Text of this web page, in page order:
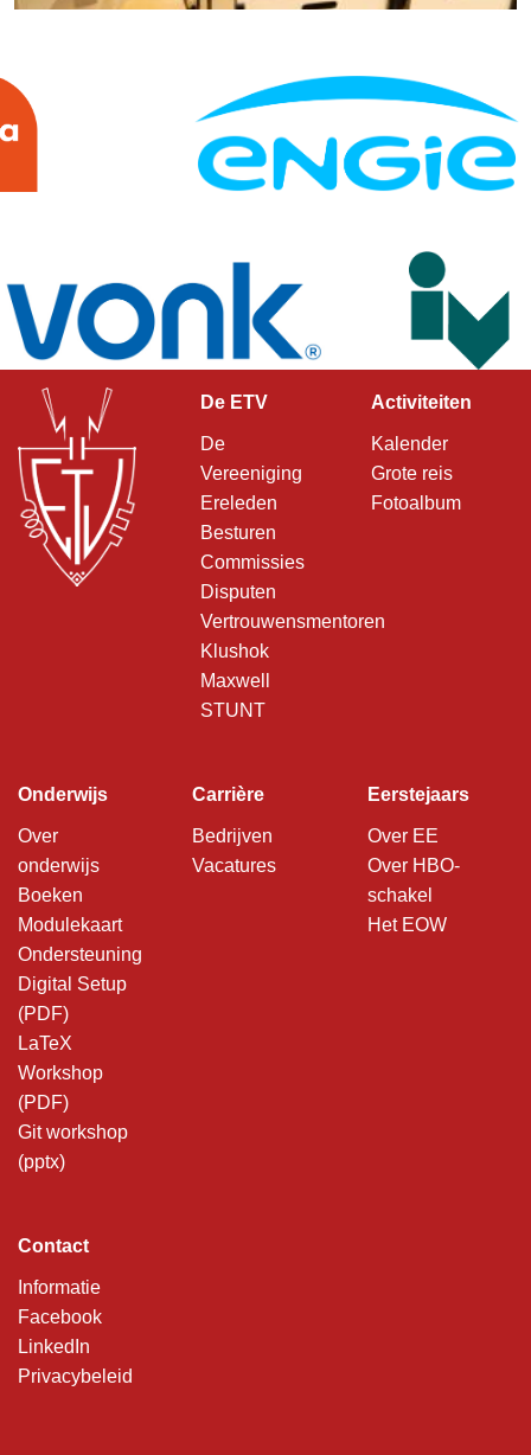
De ETV
De
Vereeniging
Ereleden
Besturen
Commissies
Disputen
Vertrouwensmentoren
Klushok
Maxwell
STUNT
Activiteiten
Kalender
Grote reis
Fotoalbum
Onderwijs
Over
onderwijs
Boeken
Modulekaart
Ondersteuning
Digital Setup
(PDF)
LaTeX
Workshop
(PDF)
Git workshop
(pptx)
Carrière
Bedrijven
Vacatures
Eerstejaars
Over EE
Over HBO-
schakel
Het EOW
Contact
Informatie
Facebook
LinkedIn
Privacybeleid